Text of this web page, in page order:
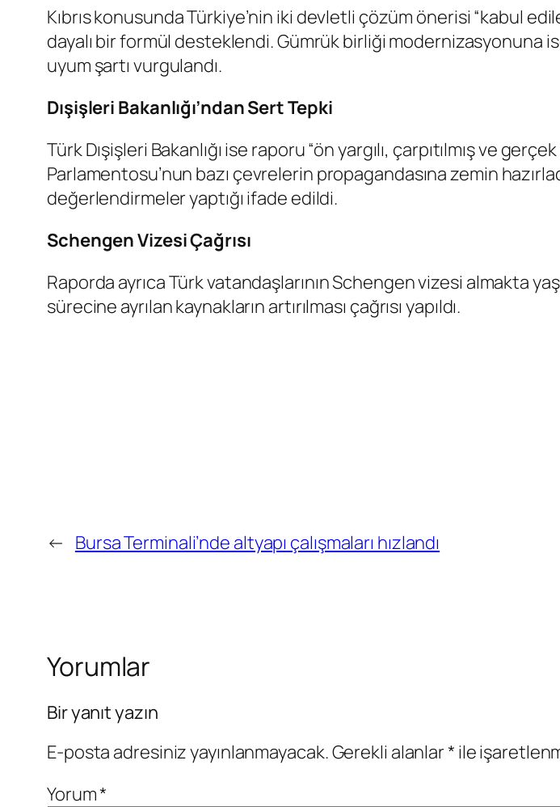
Kıbrıs konusunda Türkiye’nin iki devletli çözüm önerisi “kabul
dayalı bir formül desteklendi. Gümrük birliği modernizasyonuna
uyum şartı vurgulandı.
Dışişleri Bakanlığı’ndan Sert Tepki
Türk Dışişleri Bakanlığı ise raporu “ön yargılı, çarpıtılmış ve
Parlamentosu’nun bazı çevrelerin propagandasına zemin
değerlendirmeler yaptığı ifade edildi.
Schengen Vizesi Çağrısı
Raporda ayrıca Türk vatandaşlarının Schengen vizesi almakta
sürecine ayrılan kaynakların artırılması çağrısı yapıldı.
← Bursa Terminali’nde altyapı çalışmaları hızlandı
Yorumlar
Bir yanıt yazın
E-posta adresiniz yayınlanmayacak.Gerekli alanlar* ile
Yorum*